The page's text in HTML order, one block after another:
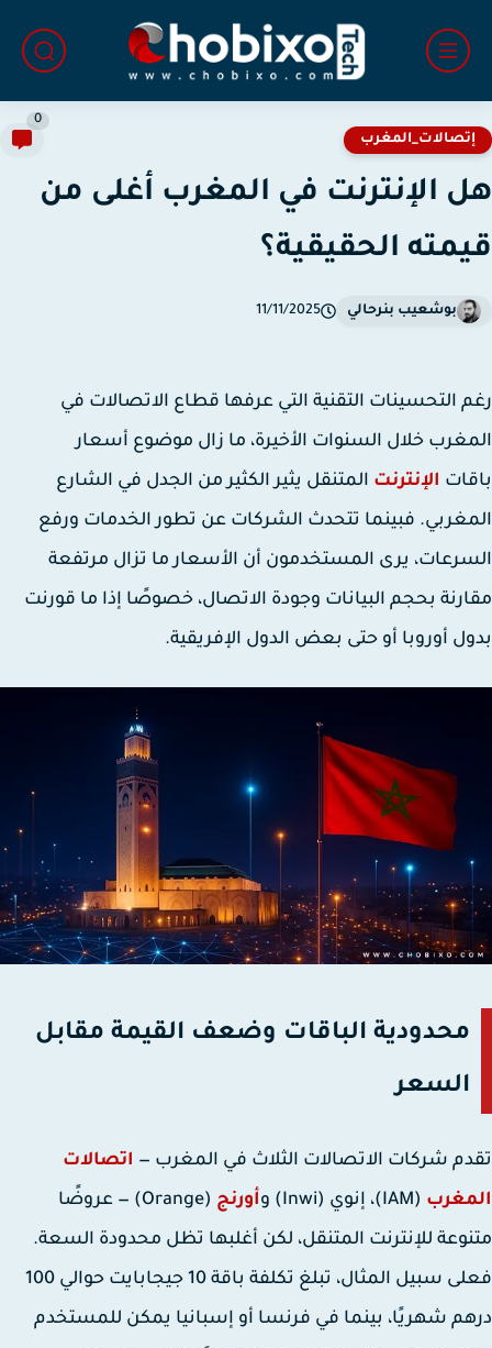
الإنترنت في المغرب أغلى من
الحقيقية؟
بوشعيب بنرحالي 11/11/2025
التحسينات التقنية التي عرفها قطاع الاتصالات في
خلال السنوات الأخيرة، ما زال موضوع أسعار
الإنترنتالمتنقل يثير الكثير من الجدل في الشارع
فبينما تتحدث الشركات عن تطور الخدمات ورفع
يرى المستخدمون أن الأسعار ما تزال مرتفعة
بحجم البيانات وجودة الاتصال، خصوصًا إذا ما قورنت
أوروبا أو حتى بعض الدول الإفريقية.
محدودية الباقات وضعف القيمة مقابل
السعر
شركات الاتصالات الثلاث في المغرب — اتصالات
(IAM) ،إنوي (Inwi) وأورنج(Orange)
— عروضًا
للإنترنت المتنقل، لكن أغلبها تظل محدودة السعة.
سبيل المثال، تبلغ تكلفة باقة 10 جيجابايت حوالي
100
شهريًا، بينما في فرنسا أو إسبانيا يمكن للمستخدم